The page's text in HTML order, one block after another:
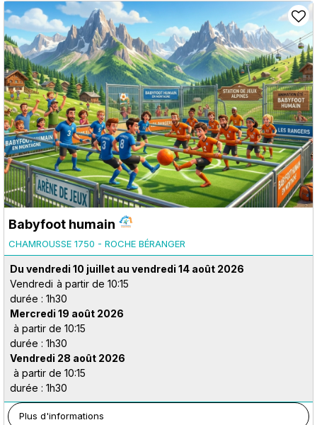
Babyfoot humain
CHAMROUSSE 1750 - ROCHE BÉRANGER
Du vendredi 10 juillet au vendredi 14 août 2026
Vendredi à partir de 10:15
durée : 1h30
Mercredi 19 août 2026
à partir de 10:15
durée : 1h30
Vendredi 28 août 2026
à partir de 10:15
durée : 1h30
Plus d'informations